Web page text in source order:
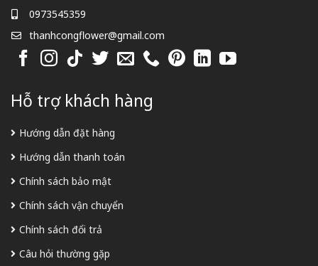
0973545359
thanhcongflower@gmail.com
Hỗ trợ khách hàng
Hướng dẫn đặt hàng
Hướng dẫn thanh toán
Chính sách bảo mật
Chính sách vận chuyển
Chính sách đổi trả
Câu hỏi thường gặp